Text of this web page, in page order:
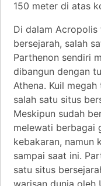
150 meter di atas
Di dalam Acropolis
bersejarah, salah
Parthenon sendiri
dibangun dengan
Athena. Kuil
salah satu situs
Meskipun sudah
melewati berbagai
kebakaran, namun
sampai saat ini.
satu situs